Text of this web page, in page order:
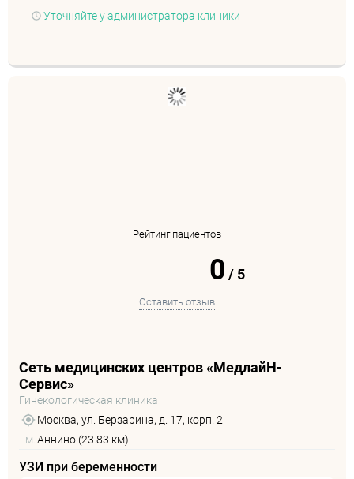
Уточняйте у администратора клиники
Рейтинг пациентов
0 / 5
Оставить отзыв
Сеть медицинских центров «МедлайН-
Сервис»
Гинекологическая клиника
Москва, ул. Берзарина, д. 17, корп. 2
м. Аннино (23.83 км)
УЗИ при беременности